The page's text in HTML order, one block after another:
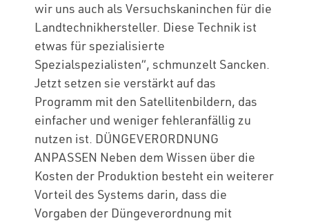
wir uns auch als Versuchskaninchen für die
Landtechnikhersteller. Diese Technik ist
etwas für spezialisierte
Spezialspezialisten“, schmunzelt Sancken.
Jetzt setzen sie verstärkt auf das
Programm mit den Satellitenbildern, das
einfacher und weniger fehleranfällig zu
nutzen ist. DÜNGEVERORDNUNG
ANPASSEN Neben dem Wissen über die
Kosten der Produktion besteht ein weiterer
Vorteil des Systems darin, dass die
Vorgaben der Düngeverordnung mit